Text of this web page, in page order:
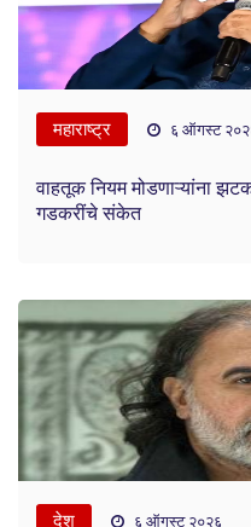
महाराष्ट्र ६ ऑगस्ट
वाहतूक नियम मोडणाऱ्यांना
गडकरींचे संकेत
देश ६ ऑगस्ट २०२६